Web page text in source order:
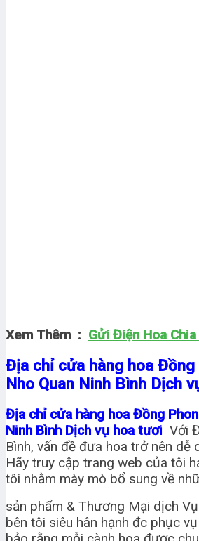
Xem Thêm : Gửi Điện Hoa
Địa chỉ cửa hàng hoa Đồng
Nho Quan Ninh Bình Dịch
Địa chỉ cửa hàng hoa Đồng
Ninh Bình Dịch vụ hoa tươi Với
Bình, vấn đề đưa hoa trở nên dễ
Hãy truy cập trang web của tôi
tôi nhằm mày mò bổ sung về
sản phẩm & Thương Mại dịch
bên tôi siêu hân hạnh đc phục